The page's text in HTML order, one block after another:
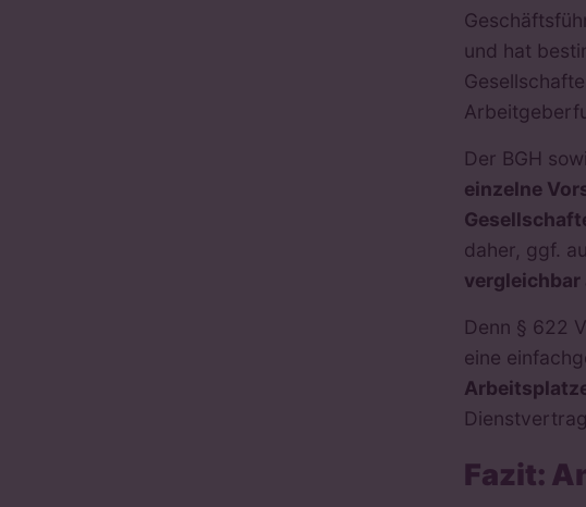
und hat
Der BGH
einzelne
daher, ggf.
vergleichbar
Denn § 622
eine
Fazit: